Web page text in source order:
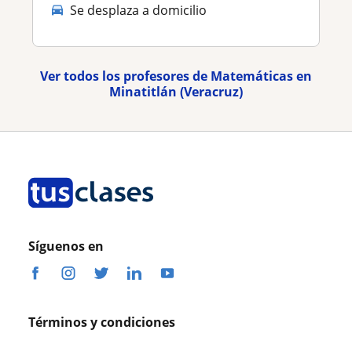
Se desplaza a domicilio
Ver todos los profesores de Matemáticas en
Minatitlán (Veracruz)
Síguenos en
Términos y condiciones